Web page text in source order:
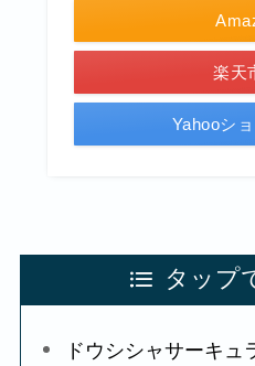
楽天
Yahooシ
タップ
ドウシシャサーキュ